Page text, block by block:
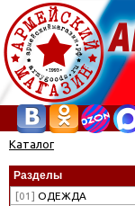
Каталог
Разделы
[01] ОДЕЖДА